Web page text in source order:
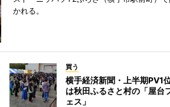
かれる。
買う
横手経済新聞・上半期PV1
は秋田ふるさと村の「屋台
ェス」